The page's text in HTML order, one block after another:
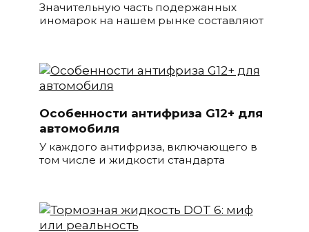
Значительную часть подержанных
иномарок на нашем рынке составляют
Особенности антифриза G12+ для
автомобиля
У каждого антифриза, включающего в
том числе и жидкости стандарта